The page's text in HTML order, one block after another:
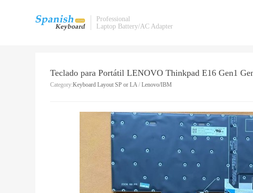
Professional
Laptop Battery/AC Adapter
Teclado para Portátil LENOVO Thinkpad E16 Gen1
Category:Keyboard Layout SP or LA/ Lenovo/IBM